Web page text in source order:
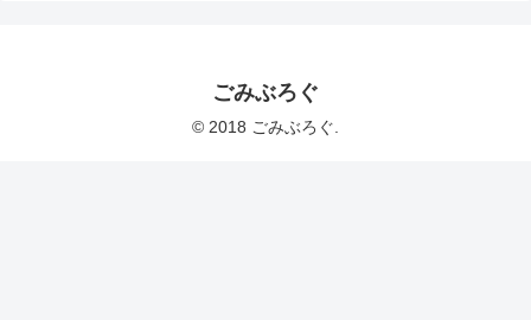
ごみぶろぐ
© 2018 ごみぶろぐ.